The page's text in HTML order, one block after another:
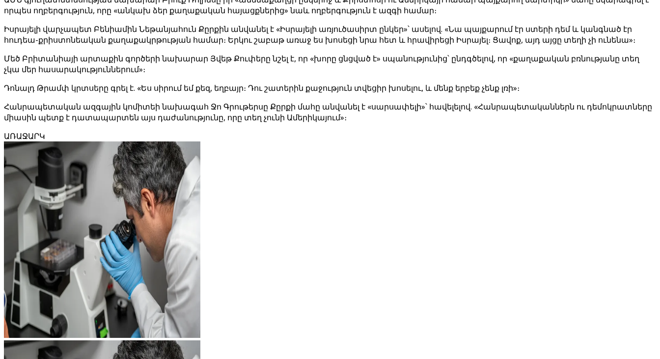
որպես ողբերգություն, որը «անկախ ձեր քաղաքական հայացքներից» նաև ողբերգություն է ազգի համար։
Իսրայելի վարչապետ Բենիամին Նեթանյահուն Քըրքին անվանել է «Իսրայելի առյուծասիրտ ընկեր»՝ ասելով. «Նա պայքարում էր ստերի դեմ և կանգնած էր
հուդեա-քրիստոնեական քաղաքակրթության համար։ Երկու շաբաթ առաջ ես խոսեցի նրա հետ և հրավիրեցի Իսրայել։ Ցավոք, այդ այցը տեղի չի ունենա»։
Մեծ Բրիտանիայի արտաքին գործերի նախարար Յվեթ Քուփերը նշել է, որ «խորը ցնցված է» սպանությունից՝ ընդգծելով, որ «քաղաքական բռնությանը տեղ
չկա մեր հասարակություններում»։
Դոնալդ Թրամփ կրտսերը գրել է. «Ես սիրում եմ քեզ, եղբայր։ Դու շատերին քաջություն տվեցիր խոսելու, և մենք երբեք չենք լռի»։
Հանրապետական ազգային կոմիտեի նախագահ Ջո Գրութերսը Քըրքի մահը անվանել է «սարսափելի»՝ հավելելով. «Հանրապետականներն ու դեմոկրատները
միասին պետք է դատապարտեն այս դաժանությունը, որը տեղ չունի Ամերիկայում»։
ԱՌԱՋԱՐԿ